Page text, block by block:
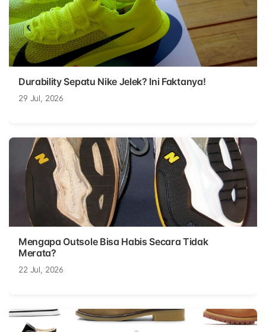
Durability Sepatu Nike Jelek? Ini Faktanya!
29 Jul, 2026
Mengapa Outsole Bisa Habis Secara Tidak
Merata?
22 Jul, 2026